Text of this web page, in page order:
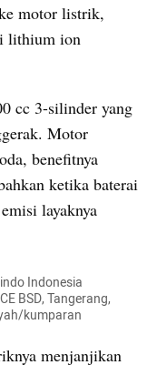
motor listrik,
lithium ion
cc 3-silinder yang
Motor
benefitnya
ketika baterai
layaknya
Indonesia
BSD, Tangerang,
kumparan
menjanjikan